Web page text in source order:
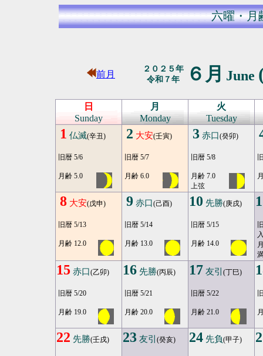
六曜・月
前月
２０２５年
令和７年
６月 June
日
Sunday
月
Monday
火
Tuesday
1 仏滅(辛丑)
旧暦 5/6
月齢 5.0
2 大安(壬寅)
旧暦 5/7
月齢 6.0
3 赤口(癸卯)
旧暦 5/8
月齢 7.0
上弦
8 大安(戊申)
旧暦 5/13
月齢 12.0
9 赤口(己酉)
旧暦 5/14
月齢 13.0
10 先勝(庚戌)
旧暦 5/15
月齢 14.0
15 赤口(乙卯)
旧暦 5/20
月齢 19.0
16 先勝(丙辰)
旧暦 5/21
月齢 20.0
17 友引 (丁巳)
旧暦 5/22
月齢 21.0
22 先勝(壬戌) 23 友引 (癸亥) 24 先負(甲子)